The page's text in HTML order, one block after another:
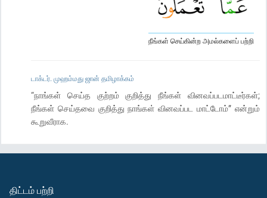
நீங்கள் செய்கின்ற அமல்களைப் பற்றி
டாக்டர். முஹம்மது ஜான் தமிழாக்கம்
“நாங்கள் செய்த குற்றம் குறித்து நீங்கள் வினவப்படமாட்டீர்கள்;
நீங்கள் செய்தவை குறித்து நாங்கள் வினவப்பட மாட்டோம்” என்றும்
கூறுவீராக.
திட்டம் பற்றி